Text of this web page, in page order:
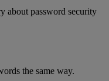
about password security
the same way.